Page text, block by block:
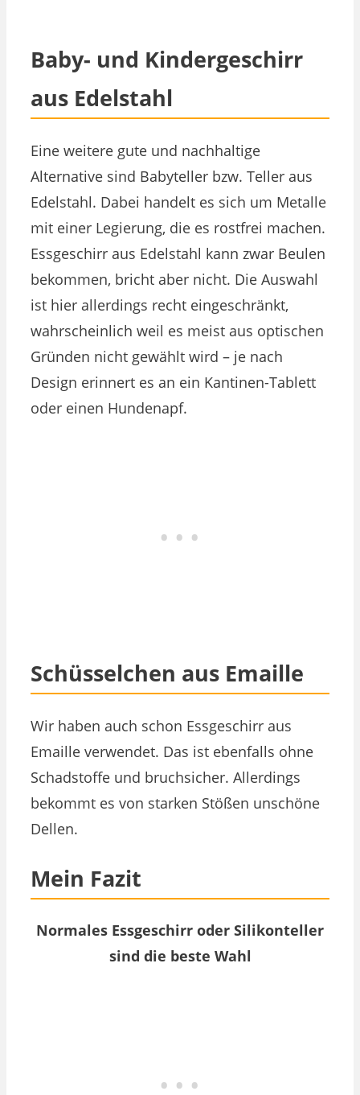
Baby- und Kindergeschirr
aus Edelstahl
Eine weitere gute und nachhaltige
Alternative sind Babyteller bzw. Teller aus
Edelstahl. Dabei handelt es sich um Metalle
mit einer Legierung, die es rostfrei machen.
Essgeschirr aus Edelstahl kann zwar Beulen
bekommen, bricht aber nicht. Die Auswahl
ist hier allerdings recht eingeschränkt,
wahrscheinlich weil es meist aus optischen
Gründen nicht gewählt wird – je nach
Design erinnert es an ein Kantinen-Tablett
oder einen Hundenapf.
Schüsselchen aus Emaille
Wir haben auch schon Essgeschirr aus
Emaille verwendet. Das ist ebenfalls ohne
Schadstoffe und bruchsicher. Allerdings
bekommt es von starken Stößen unschöne
Dellen.
Mein Fazit
Normales Essgeschirr oder Silikonteller
sind die beste Wahl